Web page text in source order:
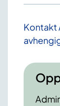
Kontakt